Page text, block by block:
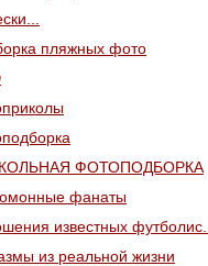
пляжных фото
ФОТОПОДБОРКА
фанаты
известных футболис...
из реальной жизни